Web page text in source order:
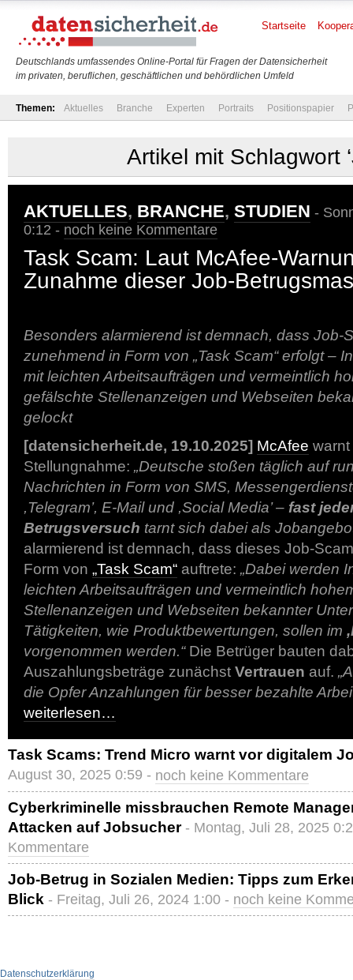
Deutschlands umfassendes Online-Portal für Fragen der Datensicherheit
im privaten, beruflichen, geschäftlichen und behördlichen Umfeld
Startseite
Themen: Aktuelles Branche Experten Portraits Positionspapier
Artikel mit Schlagwort
AKTUELLES, BRANCHE, STUDIEN -
0:12 - noch keine Kommentare
Task Scam: Laut McAfee-
Zunahme dieser Job-
Besonders alarmierend ist demnach, dass Job-
zunehmend in Form von „Task Scam“ erfolgt –
mit leichten Arbeitsaufträgen und vermeintlich
gefälschte Stellenanzeigen und Webseiten
gelockt
[datensicherheit.de, 19.10.2025] McAfee
Stellungnahme: „Deutsche stoßen täglich auf
Nachrichten in Form von SMS,
,Telegram’, E-Mail und ,Social Media’ – fast
Betrugsversuch tarnt sich dabei als
alarmierend ist demnach, dass dieses Job-
Form von „Task Scam“ auftrete: „Dabei werden
leichten Arbeitsaufträgen und vermeintlich
Stellenanzeigen und Webseiten bekannter
Tätigkeiten, wie Produktbewertungen, sollen im
vorgenommen werden.“Die Betrüger bauten
Auszahlungsbeträge zunächst Vertrauen auf.
die Opfer Anzahlungen für besser bezahlte
weiterlesen…
Task Scams: Trend Micro warnt vor digitalem
August 30, 2025 0:59 - noch keine Kommentare
Cyberkriminelle missbrauchen Remote
Attacken auf Jobsucher - Montag, Juli 28, 2025
Kommentare
Job-Betrug in Sozialen Medien: Tipps zum
Blick - Freitag, Juli 26, 2024 1:00 - noch keine
Datenschutzerklärung